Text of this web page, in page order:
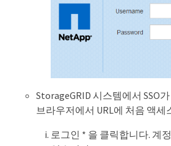
StorageGRID 시스템에서 SSO
브라우저에서 URL에 처음 액세
로그인 * 을 클릭합니다. 계